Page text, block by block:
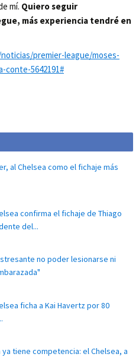
mí. Quiero seguir
más experiencia tendré en
premier-league/moses-
conte-5642191#
al Chelsea como el fichaje más
confirma el fichaje de Thiago
del...
no poder lesionarse ni
ficha a Kai Havertz por 80
ya tiene competencia: el Chelsea, a